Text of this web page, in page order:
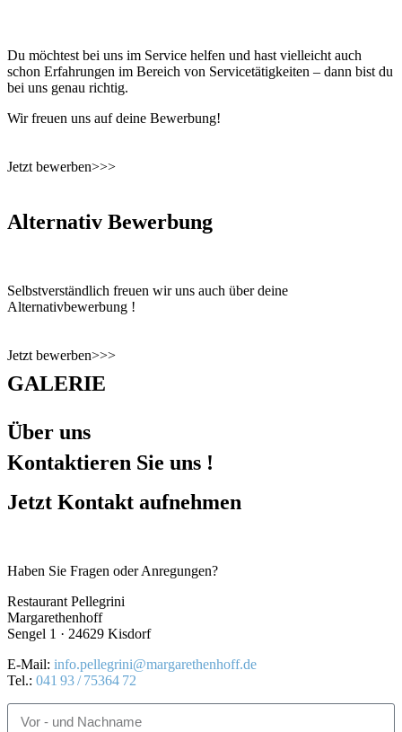
Du möchtest bei uns im Service helfen und hast vielleicht auch
schon Erfahrungen im Bereich von Servicetätigkeiten – dann bist du
bei uns genau richtig.
Wir freuen uns auf deine Bewerbung!
Jetzt bewerben>>>
Alternativ Bewerbung
Selbstverständlich freuen wir uns auch über deine
Alternativbewerbung !
Jetzt bewerben>>>
GALERIE
Über uns
Kontaktieren Sie uns !
Jetzt Kontakt aufnehmen
Haben Sie Fragen oder Anregungen?
Restaurant Pellegrini
Margarethenhoff
Sengel 1 · 24629 Kisdorf
E-Mail: info.pellegrini@margarethenhoff.de
Tel.: 041 93 / 75364 72